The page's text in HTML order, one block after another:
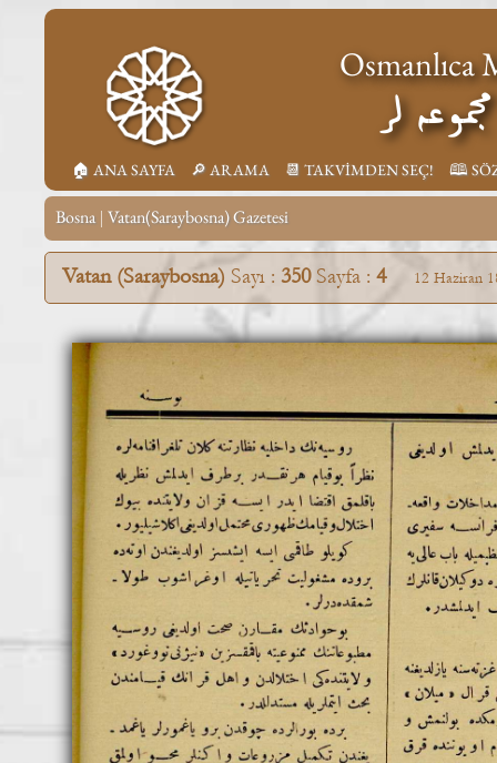
Osmanlıca
لر
🏠︎ ANA SAYFA 🔎︎ ARAMA 📆︎ TAKVİMDEN SEÇ! 🕮
Bosna| Vatan(Saraybosna) Gazetesi
Vatan (Saraybosna) Sayı : 350Sayfa : 4 12 Haziran